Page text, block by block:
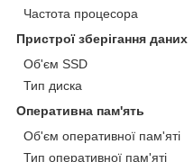
Частота процесора
Пристрої зберігання даних
Об'єм SSD
Тип диска
Оперативна пам'ять
Об'єм оперативної пам'яті
Тип оперативної пам'яті